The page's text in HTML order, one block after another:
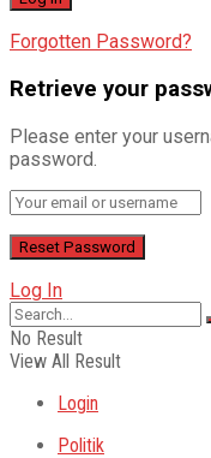
Forgotten Password?
Retrieve your
Please enter your
password.
Log In
No Result
View All Result
Login
Politik